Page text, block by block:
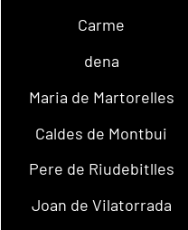
Carme
dena
Maria de Martorelles
Caldes de Montbui
Pere de Riudebitlles
Joan de Vilatorrada